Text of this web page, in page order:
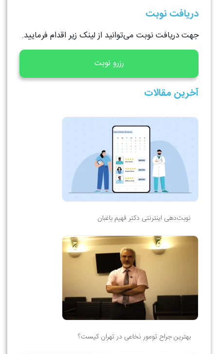
دریافت نوبت
جهت دریافت نوبت می‌توانید از لینک زیر اقدام فرمایید.
رزرو نوبت
آخرین مقالات
نوبت‌دهی اینترنتی دکتر فهیم باغبان
بهترین جراح تومور نخاعی در تهران کیست؟